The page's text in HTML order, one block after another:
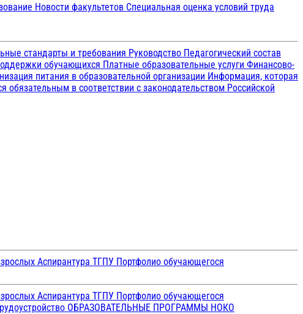
Новости факультетов Специальная оценка условий труда
стандарты и требования Руководство Педагогический состав
обучающихся Платные образовательные услуги Финансово-
питания в образовательной организации Информация, которая
в соответствии с законодательством Российской
Аспирантура ТГПУ Портфолио обучающегося
Аспирантура ТГПУ Портфолио обучающегося
ОБРАЗОВАТЕЛЬНЫЕ ПРОГРАММЫ НОКО